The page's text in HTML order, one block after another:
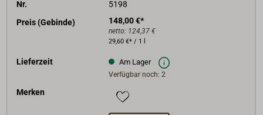
Nr.
5198
Preis (Gebinde)
148,00 €*
netto: 124,37 €
29,60 €* / 1 l
Lieferzeit Am Lager
Verfügbar noch: 2
Merken